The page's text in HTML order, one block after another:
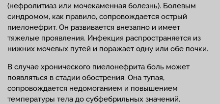
(нефролитиаз или мочекаменная болезнь). Болевым
синдромом, как правило, сопровождается острый
пиелонефрит. Он развивается внезапно и имеет
тяжелые проявления. Инфекция распространяется из
нижних мочевых путей и поражает одну или обе почки.
В случае хронического пиелонефрита боль может
появляться в стадии обострения. Она тупая,
сопровождается недомоганием и повышением
температуры тела до субфебрильных значений.